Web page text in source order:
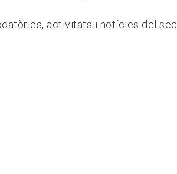
activitats i notícies del